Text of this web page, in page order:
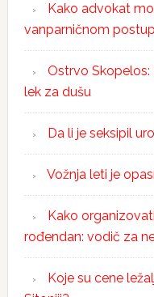
Kako advokat
vanparničnom
Ostrvo Skopelos:
lek za dušu
Da li je seksipil
Vožnja leti je
Kako
rođendan: vodič za
Koje su cene